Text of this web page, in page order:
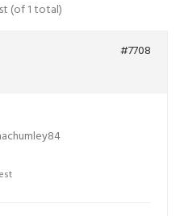
(of 1 total)
#7708